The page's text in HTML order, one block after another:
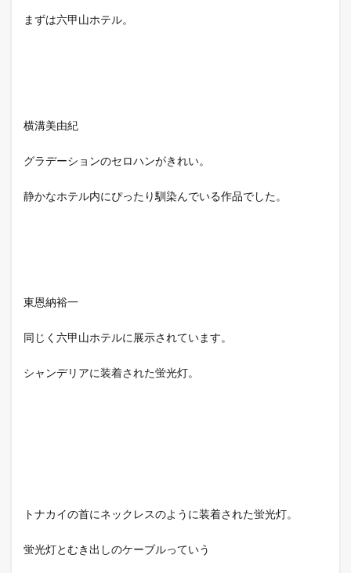
まずは六甲山ホテル。
横溝美由紀
グラデーションのセロハンがきれい。
静かなホテル内にぴったり馴染んでいる作品でした。
東恩納裕一
同じく六甲山ホテルに展示されています。
シャンデリアに装着された蛍光灯。
トナカイの首にネックレスのように装着された蛍光灯。
蛍光灯とむき出しのケーブルっていう